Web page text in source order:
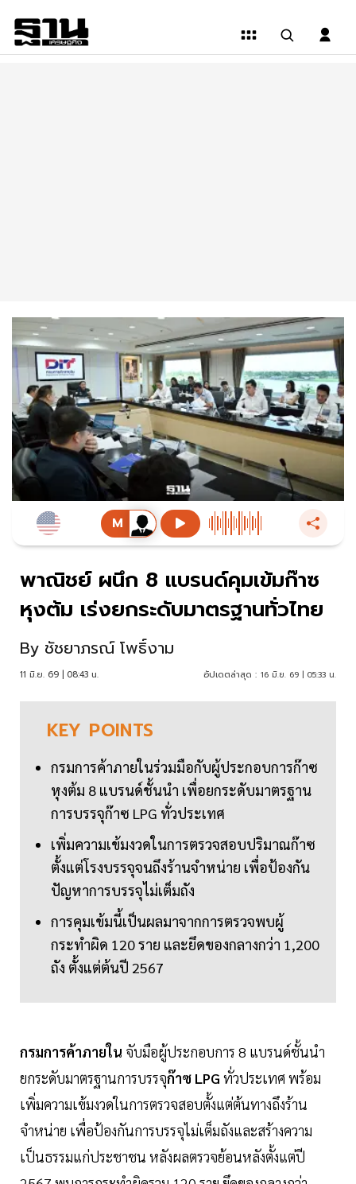
พาณิชย์ ผนึก 8 แบรนด์คุมเข้มก๊าซ
หุงต้ม เร่งยกระดับมาตรฐานทั่วไทย
By ชัชยาภรณ์ โพธิ์งาม
11 มิ.ย. 69 | 08:43 น. อัปเดตล่าสุด : 16 มิ.ย. 69 | 05:33 น.
KEY POINTS
กรมการค้าภายในร่วมมือกับผู้ประกอบการก๊าซ
หุงต้ม 8 แบรนด์ชั้นนำ เพื่อยกระดับมาตรฐาน
การบรรจุก๊าซ LPG ทั่วประเทศ
เพิ่มความเข้มงวดในการตรวจสอบปริมาณก๊าซ
ตั้งแต่โรงบรรจุจนถึงร้านจำหน่าย เพื่อป้องกัน
ปัญหาการบรรจุไม่เต็มถัง
การคุมเข้มนี้เป็นผลมาจากการตรวจพบผู้
กระทำผิด 120 ราย และยึดของกลางกว่า 1,200
ถัง ตั้งแต่ต้นปี 2567
กรมการค้าภายใน จับมือผู้ประกอบการ 8 แบรนด์ชั้นนำ
ยกระดับมาตรฐานการบรรจุก๊าซ LPG ทั่วประเทศ พร้อม
เพิ่มความเข้มงวดในการตรวจสอบตั้งแต่ต้นทางถึงร้าน
จำหน่าย เพื่อป้องกันการบรรจุไม่เต็มถังและสร้างความ
เป็นธรรมแก่ประชาชน หลังผลตรวจย้อนหลังตั้งแต่ปี